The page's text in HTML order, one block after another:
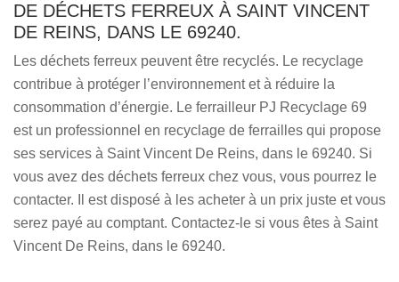
DE DÉCHETS FERREUX À SAINT VINCENT
DE REINS, DANS LE 69240.
Les déchets ferreux peuvent être recyclés. Le recyclage
contribue à protéger l’environnement et à réduire la
consommation d’énergie. Le ferrailleur PJ Recyclage 69
est un professionnel en recyclage de ferrailles qui propose
ses services à Saint Vincent De Reins, dans le 69240. Si
vous avez des déchets ferreux chez vous, vous pourrez le
contacter. Il est disposé à les acheter à un prix juste et vous
serez payé au comptant. Contactez-le si vous êtes à Saint
Vincent De Reins, dans le 69240.